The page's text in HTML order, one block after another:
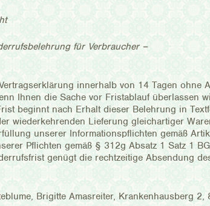
für Verbraucher –
innerhalb von 14 Tagen ohne
Ihnen die Sache vor Fristablauf überlassen
beginnt nach Erhalt dieser Belehrung in
wiederkehrenden Lieferung gleichartiger
unserer Informationspflichten gemäß
Pflichten gemäß § 312g Absatz 1 Satz 1
genügt die rechtzeitige Absendung
Brigitte Amasreiter, Krankenhausberg